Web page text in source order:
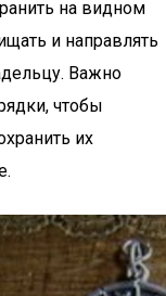
на видном
и направлять
Важно
чтобы
их